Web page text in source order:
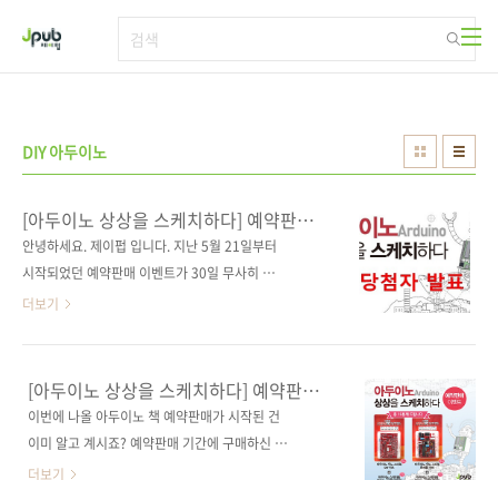
DIY 아두이노
[아두이노 상상을 스케치하다] 예약판매
이벤트 당첨자 발표
안녕하세요. 제이펍 입니다. 지난 5월 21일부터
시작되었던 예약판매 이벤트가 30일 무사히 마
감되었습니다. 많이 성원해 주셨음에도 불구하
분들이 그렇게 많지 않았습니다. 다음에는 좀 더
쉽고 재밌는 이벤트를 할 수 있도록 준비해 보겠
습니다! 이제부터 당첨자를 발표하고자 합니다.
더보기
[아두이노 상상을 스케치하다] 예약판매
이벤트
이번에 나올 아두이노 책 예약판매가 시작된 건
이미 알고 계시죠? 예약판매 기간에 구매하신 분
중 10분께 아두이노 호환 보드를 드리는 이벤트
더보기